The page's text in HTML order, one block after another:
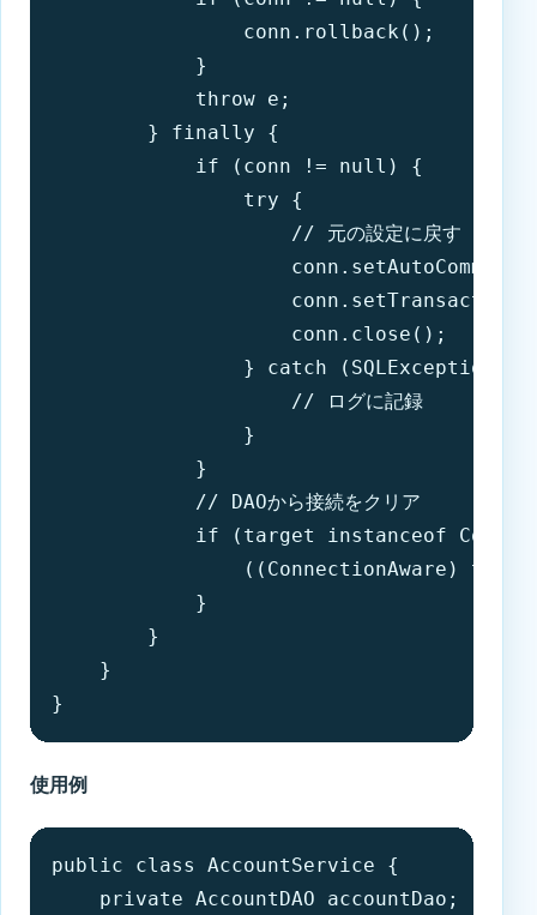
                conn.rollback();
            }
            throw e;
        } finally {
            if (conn != null) {
                try {
                    // 元の設定に戻す
                    conn.close();
} catch (SQLException e)
                    // ログに記録
                }
            }
            // DAOから接続をクリア
if (target instanceof
((ConnectionAware)
            }
        }
    }
}
使用例
public class AccountService {
    private AccountDAO accountDao;